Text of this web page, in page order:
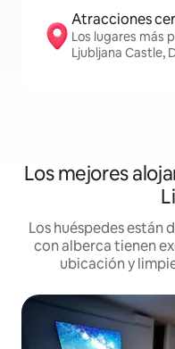
Atracciones
Los lugares más
Ljubljana Castle,
Los mejores
Los huéspedes están
con alberca tienen
ubicación y